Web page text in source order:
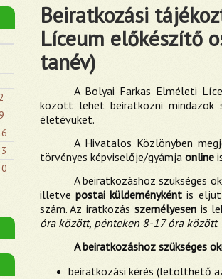
Beiratkozási
Líceum előkészítő
tanév)
A Bolyai Farkas Elméleti
között lehet beiratkozni mindazok
életévüket.
A Hivatalos Közlönyben
törvényes képviselője/gyámja online
A beiratkozáshoz szükséges
illetve postai küldeményként is
szám. Az iratkozás személyesenis
óra között, pénteken 8-17 óra között.
A beiratkozáshoz szükséges
beiratkozási kérés (letölthető
9